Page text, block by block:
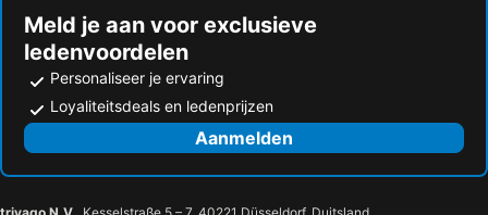
Meld je aan voor exclusieve
ledenvoordelen
Personaliseer je ervaring
Loyaliteitsdeals en ledenprijzen
Aanmelden